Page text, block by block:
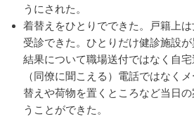
うにされた。
着替えをひとりでできた。戸籍上
受診できた。ひとりだけ健診施設
結果について職場送付ではなく自
（同僚に聞こえる）電話ではなく
替えや荷物を置くところなど当日
うことができた。